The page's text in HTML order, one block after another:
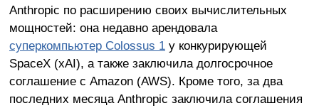
Anthropic по расширению своих вычислительных
мощностей: она недавно арендовала
суперкомпьютер Colossus 1у конкурирующей
SpaceX (xAI), а также заключила долгосрочное
соглашение с Amazon (AWS). Кроме того, за два
последних месяца Anthropic заключила соглашения